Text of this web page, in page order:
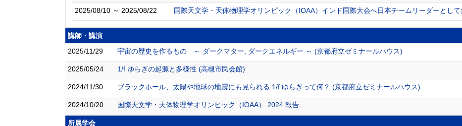
2025/08/10 ～ 2025/08/22 国際天文学・天体物理学オリンピック（IOAA）インド国際大会へ日本チームリーダーとして
講師・講演
2025/11/29
宇宙の歴史を作るもの ～ ダークマター, ダークエネルギー ～ (京都府立ゼミナールハウス)
2025/05/24 1/f ゆらぎの起源と多様性 (高槻市民会館)
2024/11/30 ブラックホール、太陽や地球の地震にも見られる 1/f ゆらぎって何？ (京都府立ゼミナールハウス)
2024/10/20 国際天文学・天体物理学オリンピック（IOAA） 2024 報告
所属学会